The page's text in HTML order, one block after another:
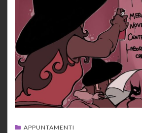
APPUNTAMENTI